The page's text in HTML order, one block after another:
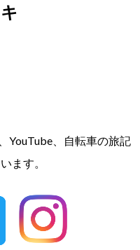
YouTube、自転車の旅記
ます。